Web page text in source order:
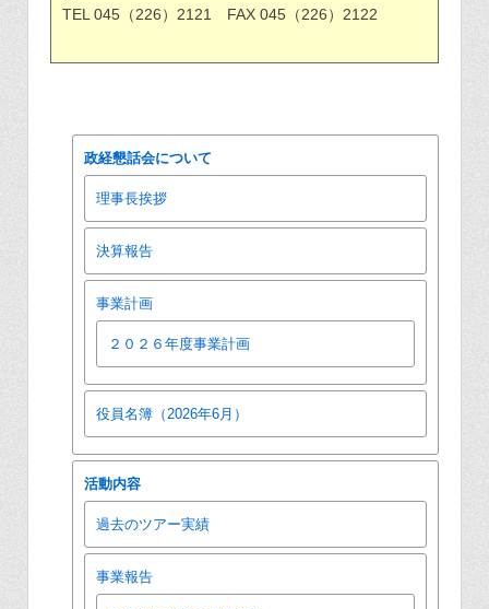
TEL 045（226）2121 FAX 045（226）2122
政経懇話会について
理事長挨拶
決算報告
事業計画
２０２６年度事業計画
役員名簿（2026年6月）
活動内容
過去のツアー実績
事業報告